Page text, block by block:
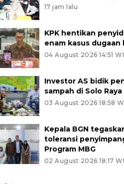
17 jam lalu
KPK hentikan
enam kasus dugaan
04 August 2026 14:51
Investor AS bidik
sampah di Solo Raya
03 August 2026 18:58
Kepala BGN
toleransi
Program MBG
02 August 2026 18:17